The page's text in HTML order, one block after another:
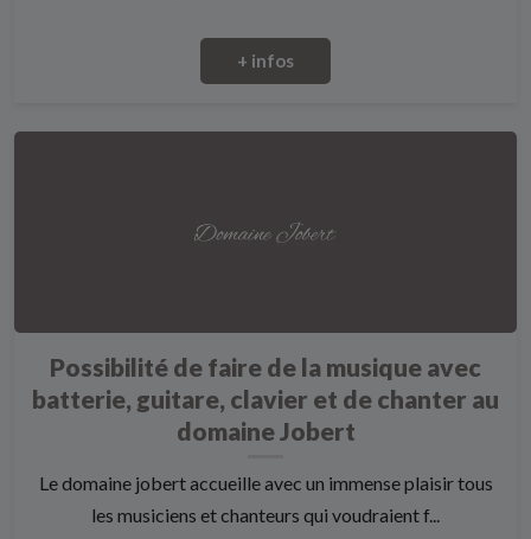
+ infos
Possibilité de faire de la musique avec
batterie, guitare, clavier et de chanter au
domaine Jobert
Le domaine jobert accueille avec un immense plaisir tous
les musiciens et chanteurs qui voudraient f...